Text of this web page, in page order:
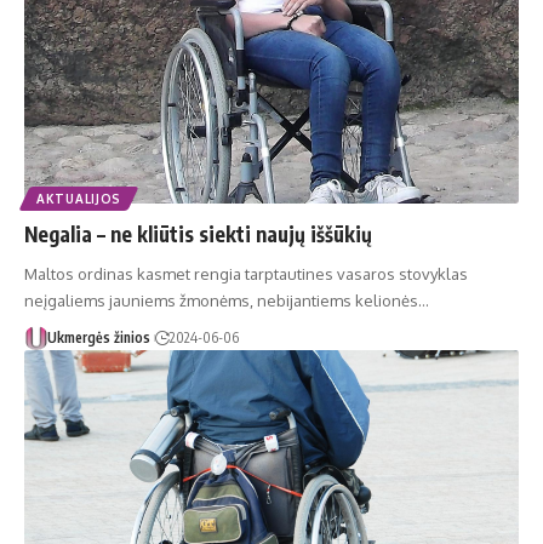
AKTUALIJOS
Negalia – ne kliūtis siekti naujų iššūkių
Maltos ordinas kasmet rengia tarptautines vasaros stovyklas
neįgaliems jauniems žmonėms, nebijantiems kelionės…
Ukmergės žinios 2024-06-06